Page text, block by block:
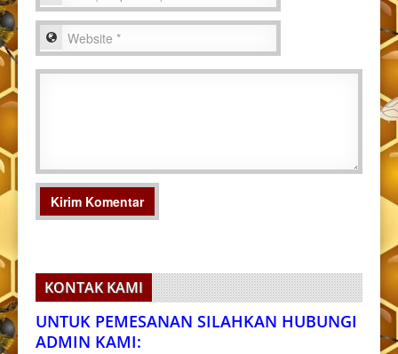
KONTAK KAMI
UNTUK PEMESANAN SILAHKAN HUBUNGI
ADMIN KAMI: